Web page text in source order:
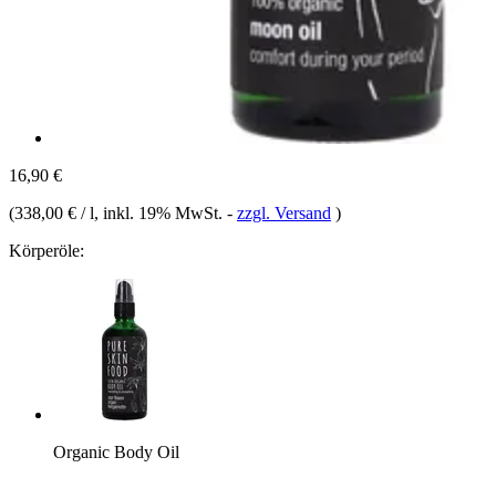
16,90 €
(338,00 € / l, inkl. 19% MwSt. - zzgl. Versand )
Körperöle:
Organic Body Oil